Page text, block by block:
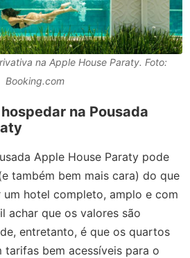
na Apple House Paraty. Foto:
Booking.com
na Pousada
Apple House Paraty pode
também bem mais cara) do que
um hotel completo, amplo e com
achar que os valores são
entretanto, é que os quartos
tarifas bem acessíveis para o